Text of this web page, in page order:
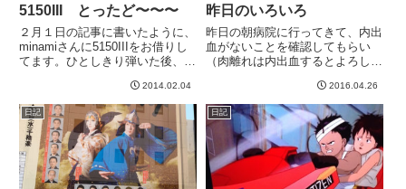
5150III とったど〜〜〜
２月１日の記事に書いたように、
minamiさんに5150IIIをお借りし
てます。ひとしきり弾いた後、こ
た。ぽち。Kemperのプロファイ
ルとしていただきました^^こんな
にいっぱい。とりあえず、アンプ
のつまみは全...
2014.02.04
昨日のいろいろ
昨日の朝病院に行ってきて、内出
血がないことを確認してもらい
（肉離れは内出血するとよろしく
ただ、肉離れ後の映画＆ディナー
で右足中心に歩いたこと、そもそ
も稽古で右足も負担がかかってい
たこと、などで、右足も辛い状態
に...
2016.04.26
日記 日記